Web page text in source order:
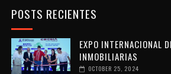
POSTS RECIENTES
EXPO INTERNACIONAL
INMOBILIARIAS
OCTOBER 25, 2024